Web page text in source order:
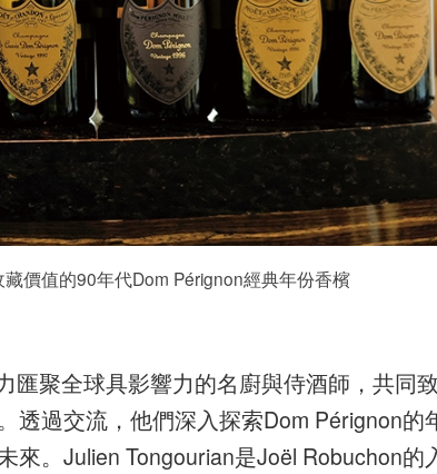
價值的90年代Dom Pérignon經典年份香檳
匯聚全球具影響力的名廚與侍酒師，共同
透過交流，他們深入探索Dom Pérignon的
。Julien Tongourian是Joël Robuchon的